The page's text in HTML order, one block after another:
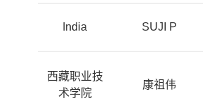
India SUJI P
西藏职业技
术学院
康祖伟